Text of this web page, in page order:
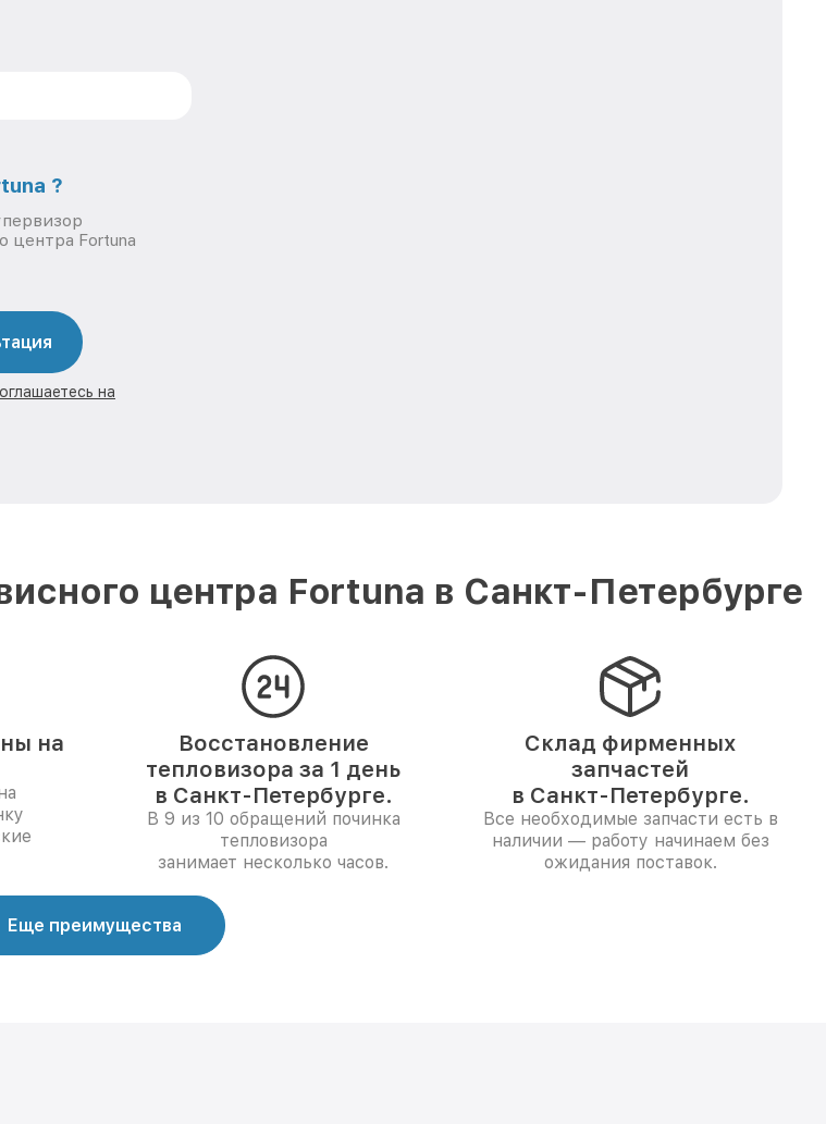
?
центра Fortuna
на
центра Fortuna в Санкт-Петербурге
на
Восстановление
тепловизора за 1 день
в Санкт-Петербурге.
В 9 из 10 обращений починка
тепловизора
занимает несколько часов.
Склад фирменных
запчастей
в Санкт-Петербурге.
Все необходимые запчасти есть в
наличии — работу начинаем без
ожидания поставок.
Еще преимущества